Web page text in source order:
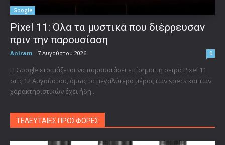
Google
Pixel 11: Όλα τα μυστικά που διέρρευσαν
πριν την παρουσίαση
Aniram - 7 Αυγούστου 2026 0
Η Google ετοιμάζεται να παρουσιάσει επίσημα τη σειρά Pixel 11
στις 12 Αυγούστου, όμως το μεγαλύτερο μέρος των specs και των
χαρακτηριστικών έχει ήδη...
ΤΕΛΕΥΤΑΙΕΣ ΠΡΟΣΦΟΡΕΣ